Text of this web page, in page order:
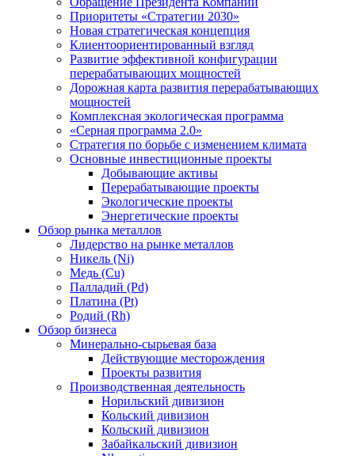
Приоритеты «Стратегии 2030»
Новая стратегическая концепция
Клиентоориентированный взгляд
Развитие эффективной конфигурации
перерабатывающих мощностей
Дорожная карта развития перерабатывающих
мощностей
Комплексная экологическая программа
«Серная программа 2.0»
Стратегия по борьбе с изменением климата
Основные инвестиционные проекты
Добывающие активы
Перерабатывающие проекты
Экологические проекты
Энергетические проекты
Обзор рынка металлов
Лидерство на рынке металлов
Никель (Ni)
Медь (Cu)
Палладий (Pd)
Платина (Pt)
Родий (Rh)
Обзор бизнеса
Минерально-сырьевая база
Действующие месторождения
Проекты развития
Производственная деятельность
Норильский дивизион
Кольский дивизион
Кольский дивизион
Забайкальский дивизион